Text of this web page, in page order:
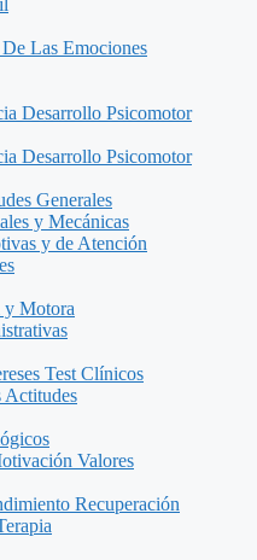
Las Emociones
Desarrollo Psicomotor
Desarrollo Psicomotor
Generales
y Mecánicas
y de Atención
y Motora
Test Clínicos
Actitudes
Valores
Recuperación